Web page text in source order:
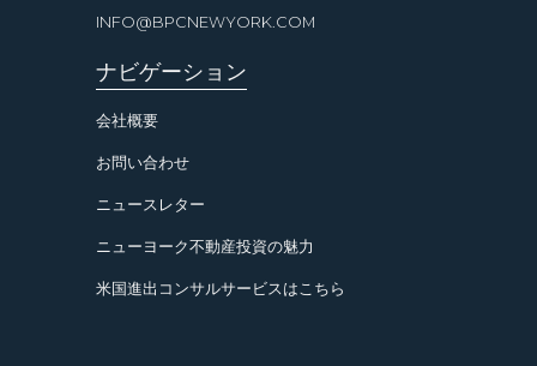
INFO@BPCNEWYORK.COM
ナビゲーション
会社概要
お問い合わせ
ニュースレター
ニューヨーク不動産投資の魅力
米国進出コンサルサービスはこちら